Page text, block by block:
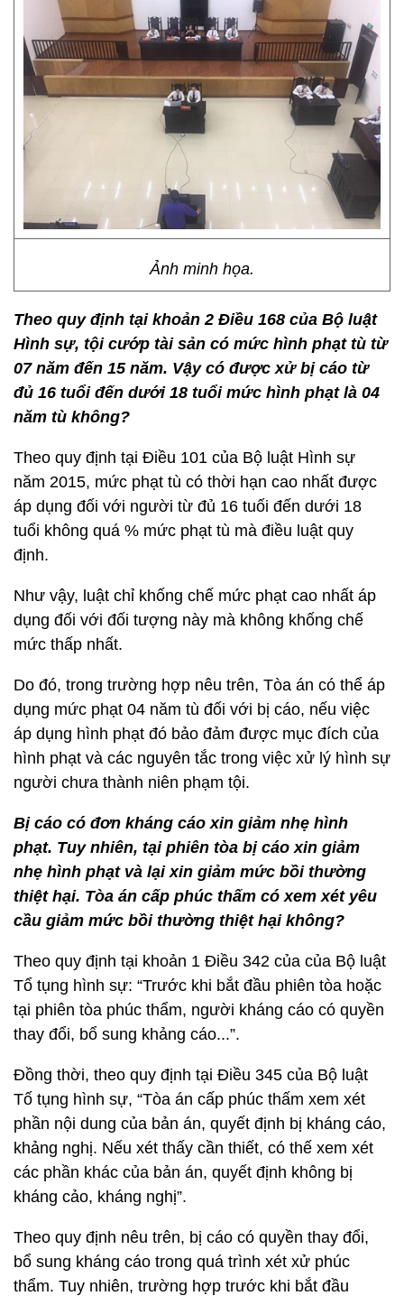
Ảnh minh họa.
Theo quy định tại khoản 2 Điều 168 của Bộ luật
Hình sự, tội cướp tài sản có mức hình phạt tù từ
07 năm đến 15 năm. Vậy có được xử bị cáo từ
đủ 16 tuổi đến dưới 18 tuổi mức hình phạt là 04
năm tù không?
Theo quy định tại Điều 101 của Bộ luật Hình sự
năm 2015, mức phạt tù có thời hạn cao nhất được
áp dụng đối với người từ đủ 16 tuối đến dưới 18
tuổi không quá % mức phạt tù mà điều luật quy
định.
Như vậy, luật chỉ khống chế mức phạt cao nhất áp
dụng đối với đối tượng này mà không khống chế
mức thấp nhất.
Do đó, trong trường hợp nêu trên, Tòa án có thể áp
dụng mức phạt 04 năm tù đối với bị cáo, nếu việc
áp dụng hình phạt đó bảo đảm được mục đích của
hình phạt và các nguyên tắc trong việc xử lý hình sự
người chưa thành niên phạm tội.
Bị cáo có đơn kháng cáo xin giảm nhẹ hình
phạt. Tuy nhiên, tại phiên tòa bị cáo xin giảm
nhẹ hình phạt và lại xin giảm mức bồi thường
thiệt hại. Tòa án cấp phúc thấm có xem xét yêu
cầu giảm mức bồi thường thiệt hại không?
Theo quy định tại khoản 1 Điều 342 của của Bộ luật
Tổ tụng hình sự: “Trước khi bắt đầu phiên tòa hoặc
tại phiên tòa phúc thẩm, người kháng cáo có quyền
thay đổi, bổ sung khảng cáo...”.
Đồng thời, theo quy định tại Điều 345 của Bộ luật
Tố tụng hình sự, “Tòa án cấp phúc thấm xem xét
phần nội dung của bản án, quyết định bị kháng cáo,
khảng nghị. Nếu xét thấy cần thiết, có thế xem xét
các phần khác của bản án, quyết định không bị
kháng cảo, kháng nghị”.
Theo quy định nêu trên, bị cáo có quyền thay đổi,
bổ sung kháng cáo trong quá trình xét xử phúc
thẩm. Tuy nhiên, trường hợp trước khi bắt đầu